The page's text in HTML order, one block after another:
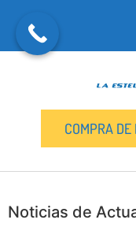
COMPRA DE
Noticias de